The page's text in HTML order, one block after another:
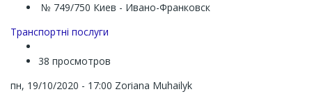
№ 749/750 Киев - Ивано-Франковск
Транспортні послуги
38 просмотров
пн, 19/10/2020 - 17:00 Zoriana Muhailyk